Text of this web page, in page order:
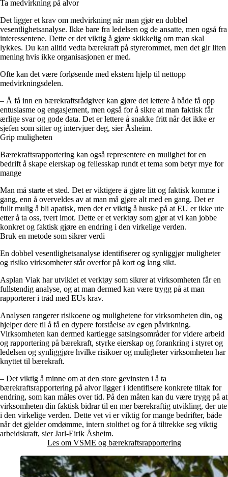
Ta medvirkning på alvor
Det ligger et krav om medvirkning når man gjør en dobbel
vesentlighetsanalyse. Ikke bare fra ledelsen og de ansatte, men også fra
interessentene. Dette er det viktig å gjøre skikkelig om man skal
lykkes. Du kan alltid vedta bærekraft på styrerommet, men det gir liten
mening hvis ikke organisasjonen er med.
Ofte kan det være forløsende med ekstern hjelp til nettopp
medvirkningsdelen.
– Å få inn en bærekraftsrådgiver kan gjøre det lettere å både få opp
entusiasme og engasjement, men også for å sikre at man faktisk får
ærlige svar og gode data. Det er lettere å snakke fritt når det ikke er
sjefen som sitter og intervjuer deg, sier Åsheim.
Grip muligheten
Bærekraftsrapportering kan også representere en mulighet for en
bedrift å skape eierskap og fellesskap rundt et tema som betyr mye for
mange
Man må starte et sted. Det er viktigere å gjøre litt og faktisk komme i
gang, enn å overveldes av at man må gjøre alt med en gang. Det er
fullt mulig å bli apatisk, men det er viktig å huske på at EU er ikke ute
etter å ta oss, tvert imot. Dette er et verktøy som gjør at vi kan jobbe
konkret og faktisk gjøre en endring i den virkelige verden.
Bruk en metode som sikrer verdi
En dobbel vesentlighetsanalyse identifiserer og synliggjør muligheter
og risiko virksomheter står overfor på kort og lang sikt.
Asplan Viak har utviklet et verktøy som sikrer at virksomheten får en
fullstendig analyse, og at man dermed kan være trygg på at man
rapporterer i tråd med EUs krav.
Analysen rangerer risikoene og mulighetene for virksomheten din, og
hjelper dere til å få en dypere forståelse av egen påvirkning.
Virksomheten kan dermed kartlegge satsingsområder for videre arbeid
og rapportering på bærekraft, styrke eierskap og forankring i styret og
ledelsen og synliggjøre hvilke risikoer og muligheter virksomheten har
knyttet til bærekraft.
– Det viktig å minne om at den store gevinsten i å ta
bærekraftsrapportering på alvor ligger i identifisere konkrete tiltak for
endring, som kan måles over tid. På den måten kan du være trygg på at
virksomheten din faktisk bidrar til en mer bærekraftig utvikling, der ute
i den virkelige verden. Dette vet vi er viktig for mange bedrifter, både
når det gjelder omdømme, intern stolthet og for å tiltrekke seg viktig
arbeidskraft, sier Jarl-Eirik Åsheim.
Les om VSME og bærekraftsrapportering